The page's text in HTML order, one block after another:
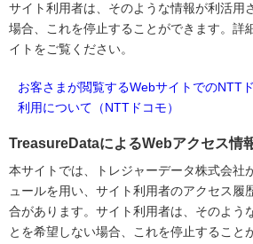
サイト利用者は、そのような情報が利活用
場合、これを停止することができます。詳
イトをご覧ください。
お客さまが閲覧するWebサイトでのNTT
利用について（NTTドコモ）
TreasureDataによるWebアクセス情
本サイトでは、トレジャーデータ株式会社
ュールを用い、サイト利用者のアクセス履
合があります。サイト利用者は、そのよう
とを希望しない場合、これを停止すること